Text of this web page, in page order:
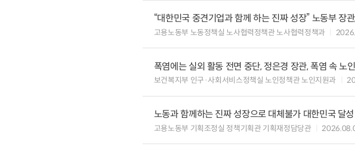
“대한민국 중견기업과 함께 하는 진짜 성장” 노동부 장
고용노동부 노동정책실 노사협력정책관 노사협력정책과
폭염에는 실외 활동 전면 중단, 정은경 장관, 폭염 속 노
보건복지부 인구·사회서비스정책실 노인정책관 노인지원과
노동과 함께하는 진짜 성장으로 대체불가 대한민국 달성
고용노동부 기획조정실 정책기획관 기획재정담당관